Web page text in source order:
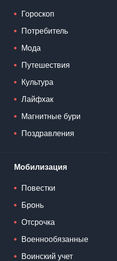
Гороскоп
Потребитель
Мода
Путешествия
Культура
Лайфхак
Магнитные бури
Поздравления
Мобилизация
Повестки
Бронь
Отсрочка
Военнообязанные
Воинский учет